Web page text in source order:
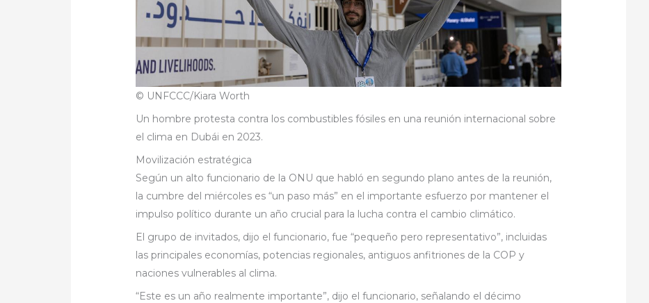
© UNFCCC/Kiara Worth
Un hombre protesta contra los combustibles fósiles en una reunión internacional sobre
el clima en Dubái en 2023.
Movilización estratégica
Según un alto funcionario de la ONU que habló en segundo plano antes de la reunión,
la cumbre del miércoles es “un paso más” en el importante esfuerzo por mantener el
impulso político durante un año crucial para la lucha contra el cambio climático.
El grupo de invitados, dijo el funcionario, fue “pequeño pero representativo”, incluidas
las principales economías, potencias regionales, antiguos anfitriones de la COP y
naciones vulnerables al clima.
“Este es un año realmente importante”, dijo el funcionario, señalando el décimo